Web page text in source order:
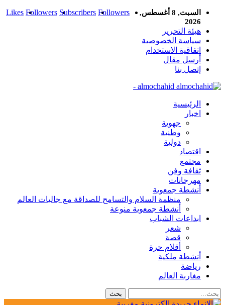
Likes Followers Subscribers Followers
السبت, 8 أغسطس,
2026
هيئة التحرير
سياسة الخصوصية
اتفاقية الاستخدام
أرسل مقال
إتصل بنا
almochahid -
الرئيسية
اخبار
جهوية
وطنية
دولية
اقتصاد
مجتمع
ثقافة وفن
مهرجانات
أنشطة جمعوية
منظمة السلام والتسامح للصداقة مع جاليات العالم
أنشطة جمعوية منوعة
ابداعات الشباب
شعر
قصة
أقلام حرة
أنشطة ملكية
رياضة
مغاربة العالم